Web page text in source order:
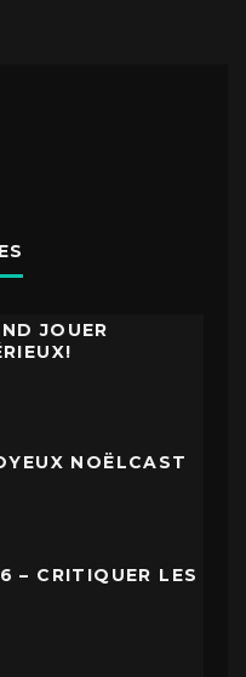
JOUER
NOËLCAST
– CRITIQUER LES